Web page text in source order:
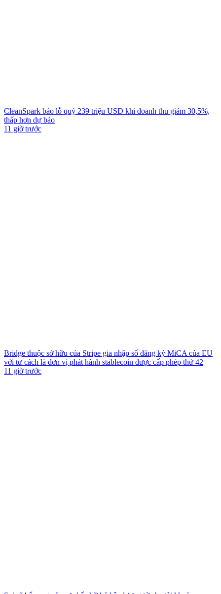
CleanSpark báo lỗ quý 239 triệu USD khi doanh thu giảm 30,5%,
thấp hơn dự báo
11 giờ trước
Bridge thuộc sở hữu của Stripe gia nhập sổ đăng ký MiCA của EU
với tư cách là đơn vị phát hành stablecoin được cấp phép thứ 42
11 giờ trước